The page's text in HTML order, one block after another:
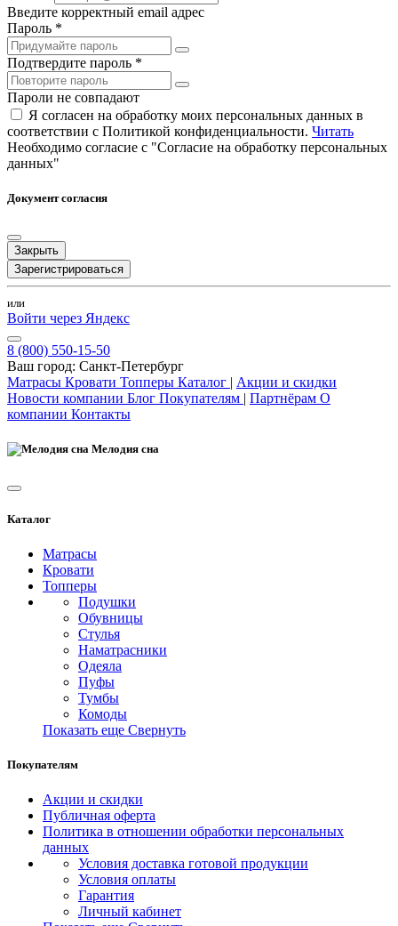
Введите корректный email адрес
Пароль *
Подтвердите пароль *
Пароли не совпадают
Я согласен на обработку моих персональных данных в
соответствии с Политикой конфиденциальности. Читать
Необходимо согласие с "Согласие на обработку персональных
данных"
Документ согласия
Закрыть
Зарегистрироваться
или
Войти через Яндекс
8 (800) 550-15-50
Ваш город: Санкт-Петербург
Матрасы Кровати Топперы Каталог | Акции и скидки
Новости компании Блог Покупателям | Партнёрам О
компании Контакты
Мелодия сна
Каталог
Матрасы
Кровати
Топперы
Подушки
Обувницы
Стулья
Наматрасники
Одеяла
Пуфы
Тумбы
Комоды
Показать еще Свернуть
Покупателям
Акции и скидки
Публичная оферта
Политика в отношении обработки персональных
данных
Условия доставка готовой продукции
Условия оплаты
Гарантия
Личный кабинет